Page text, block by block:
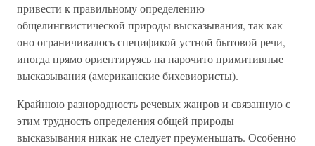
привести к правильному определению
общелингвистической природы высказывания, так как
оно ограничивалось спецификой устной бытовой речи,
иногда прямо ориентируясь на нарочито примитивные
высказывания (американские бихевиористы).
Крайнюю разнородность речевых жанров и связанную с
этим трудность определения общей природы
высказывания никак не следует преуменьшать. Особенно